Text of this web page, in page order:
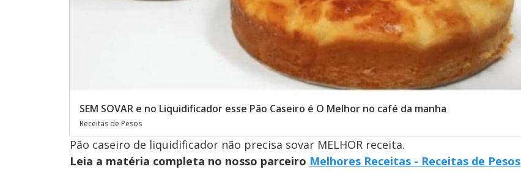
SEM SOVAR e no Liquidificador esse Pão Caseiro é O Melhor no café da manha
Receitas de Pesos
Pão caseiro de liquidificador não precisa sovar MELHOR receita.
Leia a matéria completa no nosso parceiro Melhores Receitas - Receitas de Pesos